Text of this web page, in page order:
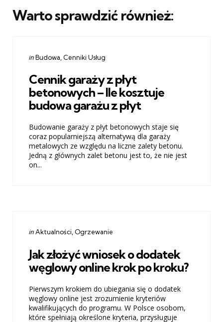
Warto sprawdzić również:
Categories
Posted
inBudowa Cenniki Usług
Cennik garaży z płyt
betonowych – Ile kosztuje
budowa garażu z płyt
Budowanie garaży z płyt betonowych staje się
coraz popularniejszą alternatywą dla garaży
metalowych ze względu na liczne zalety betonu.
Jedną z głównych zalet betonu jest to, że nie jest
on...
Categories
Posted
inAktualności Ogrzewanie
Jak złożyć wniosek o dodatek
węglowy online krok po kroku?
Pierwszym krokiem do ubiegania się o dodatek
węglowy online jest zrozumienie kryteriów
kwalifikujących do programu. W Polsce osobom,
które spełniają określone kryteria, przysługuje